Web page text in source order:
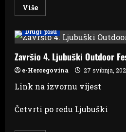
VišeRead
more
i
Zabranjeno
na
petom
Ljubuškom
Outdoor
Festivalu
Drugi pišu
Završio 4. Ljubuški Outdoor
e-Hercegovina 27 svibnja,
Link na izvornu vijest
Četvrti po redu Ljubuški